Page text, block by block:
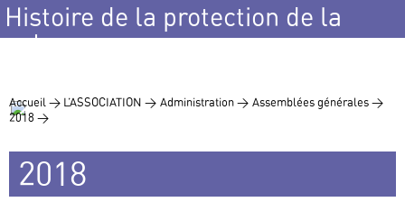
Histoire de la protection de la
nature
Accueil > L’ASSOCIATION > Administration > Assemblées générales >
2018 >
2018